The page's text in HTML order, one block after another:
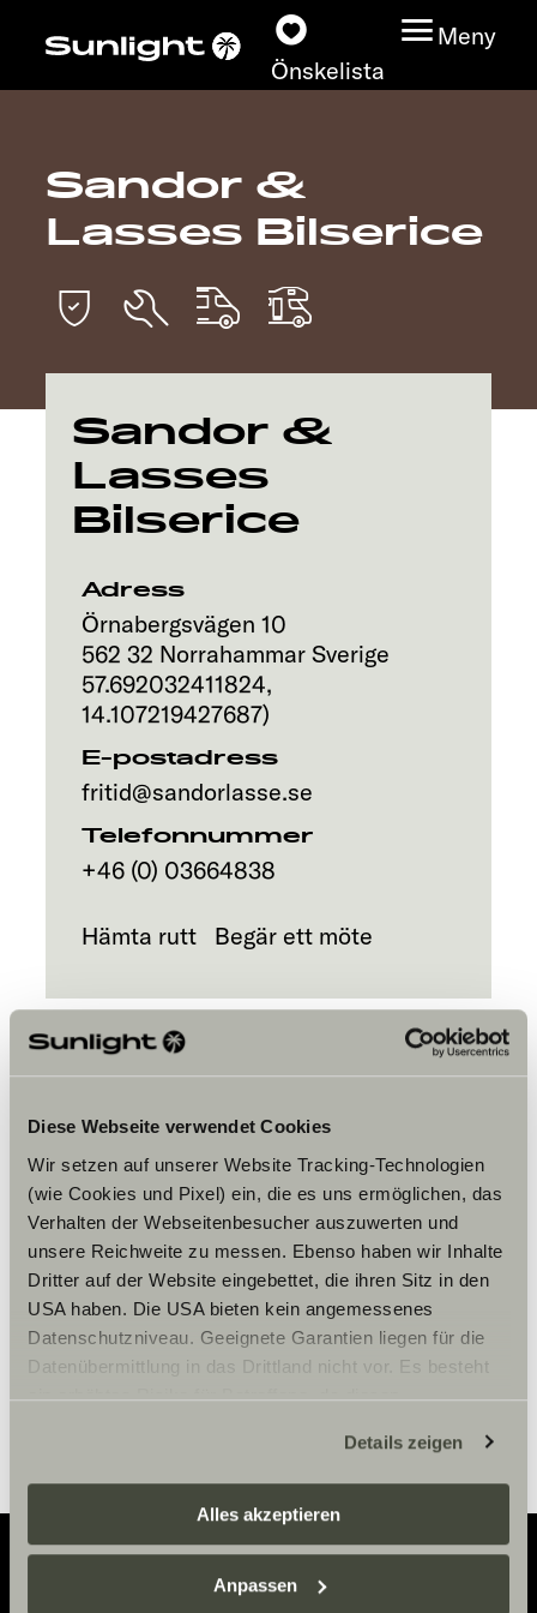
Diese Webseite verwendet Cookies
Wir setzen auf unserer Website Tracking-Technologien
(wie Cookies und Pixel) ein, die es uns ermöglichen, das
Verhalten der Webseitenbesucher auszuwerten und
unsere Reichweite zu messen. Ebenso haben wir Inhalte
Dritter auf der Website eingebettet, die ihren Sitz in den
USA haben. Die USA bieten kein angemessenes
Datenschutzniveau. Geeignete Garantien liegen für die
Datenübermittlung in das Drittland nicht vor. Es besteht
ein erhöhtes Risiko für Betroffene, da diesen
zustehen. Eingesetzte Dienstleister können Daten für
eigene Zwecke verarbeiten und mit anderen Daten
zusammenführen. Weitere Informationen finden Sie hier:
Datenschutzerklärung
einzelne Cookies/Dienste in den Einstellungen aus,
Details zeigen
Alles akzeptieren
Anpassen
Önskelista
Meny
Modeller
Find din Sunlight
Upptäck
Service
Sandor &
Lasses Bilserice
Sandor &
Lasses
Bilserice
Adress
Örnabergsvägen 10
562 32 Norrahammar Sverige
57.692032411824,
14.107219427687)
E-postadress
fritid@sandorlasse.se
Telefonnummer
+46 (0) 03664838
Hämta rutt Begär ett möte
Vänligen acceptera
marknadsföringscookies för att se
innehållet.
Cookie-inställningar